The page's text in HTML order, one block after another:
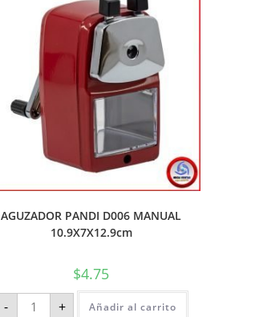
AGUZADOR PANDI D006 MANUAL
10.9X7X12.9cm
$4.75
- + Añadir al carrito